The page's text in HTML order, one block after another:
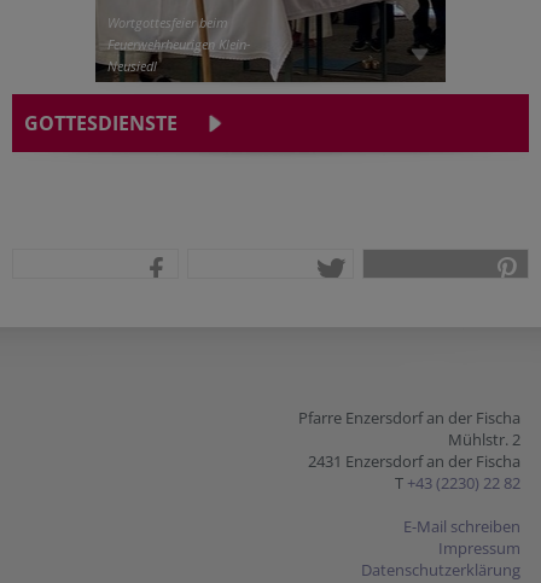
Wortgottesfeier beim
Feuerwehrheurigen Klein-
Neusiedl
GOTTESDIENSTE
Pfarre Enzersdorf an der Fischa
Mühlstr. 2
2431 Enzersdorf an der Fischa
T +43 (2230) 22 82
E-Mail schreiben
Impressum
Datenschutzerklärung